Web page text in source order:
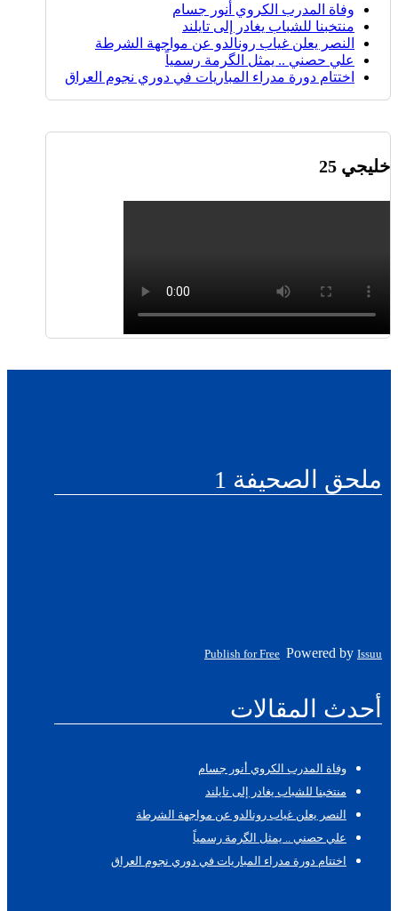
وفاة المدرب الكروي أنور جسام
منتخبنا للشباب يغادر إلى تايلند
النصر يعلن غياب رونالدو عن مواجهة الشرطة
علي حصني .. يمثل الگرمة رسمياً
اختتام دورة مدراء المباريات في دوري نجوم العراق
خليجي 25
ملحق الصحيفة 1
Powered by Issuu
Publish for Free
أحدث المقالات
وفاة المدرب الكروي أنور جسام
منتخبنا للشباب يغادر إلى تايلند
النصر يعلن غياب رونالدو عن مواجهة الشرطة
علي حصني .. يمثل الگرمة رسمياً
اختتام دورة مدراء المباريات في دوري نجوم العراق